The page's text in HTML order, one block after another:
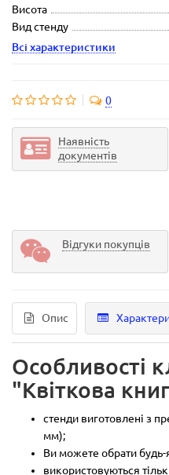
Висота
Вид стенду
Всі характеристики
0
Наявність
документів
Відгуки покупців
Опис
Особливості
"Квіткова
стенди виготовлені з
мм);
Ви можете обрати будь-
використовуються